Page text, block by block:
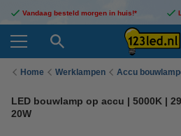
Vandaag besteld morgen in huis!*
Home Werklampen Accu
LED bouwlamp op accu | 5000K |
20W